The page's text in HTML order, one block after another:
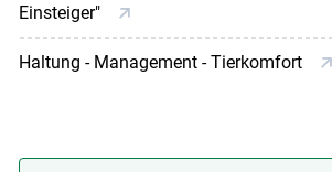
Einsteiger"
Haltung - Management - Tierkomfort